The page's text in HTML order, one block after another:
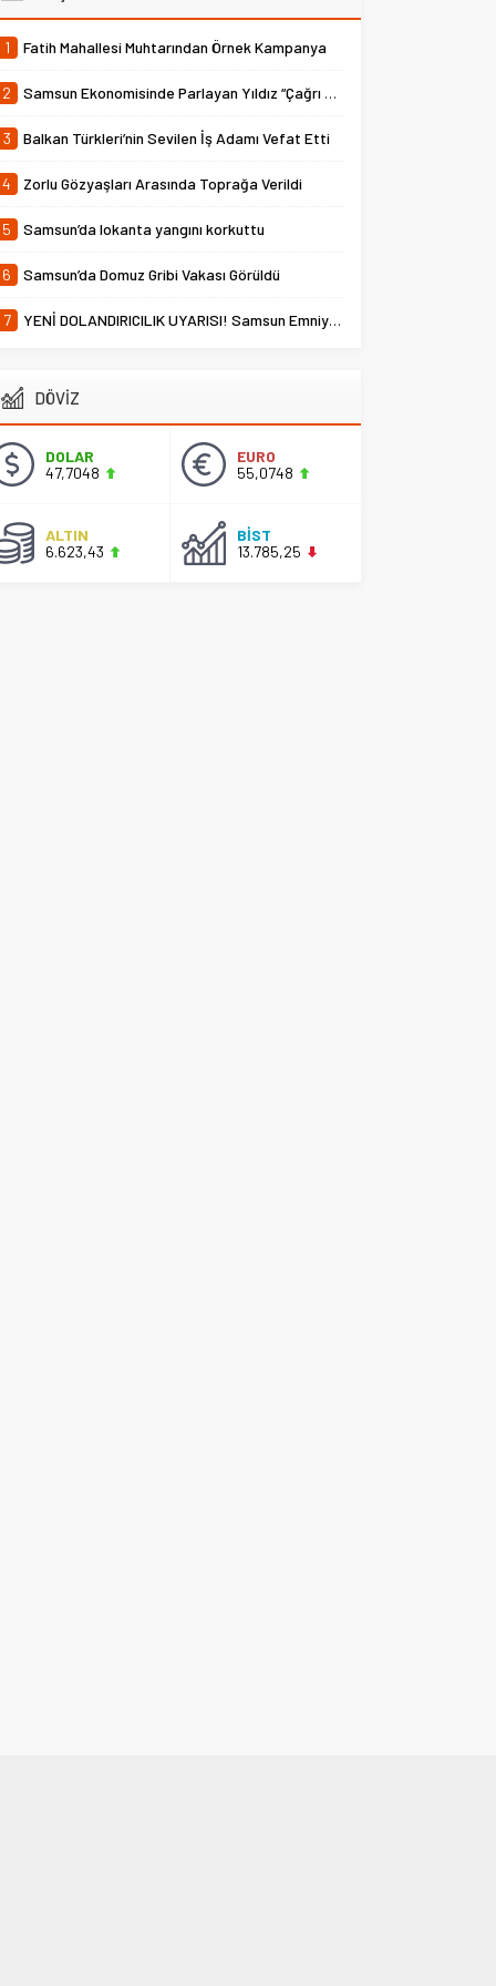
1 Fatih Mahallesi Muhtarından Örnek Kampanya
2 Samsun Ekonomisinde Parlayan Yıldız “Çağrı Temper”
3 Balkan Türkleri’nin Sevilen İş Adamı Vefat Etti
4 Zorlu Gözyaşları Arasında Toprağa Verildi
5 Samsun’da lokanta yangını korkuttu
6 Samsun’da Domuz Gribi Vakası Görüldü
7 YENİ DOLANDIRICILIK UYARISI! Samsun Emniyet Müdürlüğü Uyardı
DÖVİZ
DOLAR
47,7048
EURO
55,0748
ALTIN
6.623,43
BİST
13.785,25